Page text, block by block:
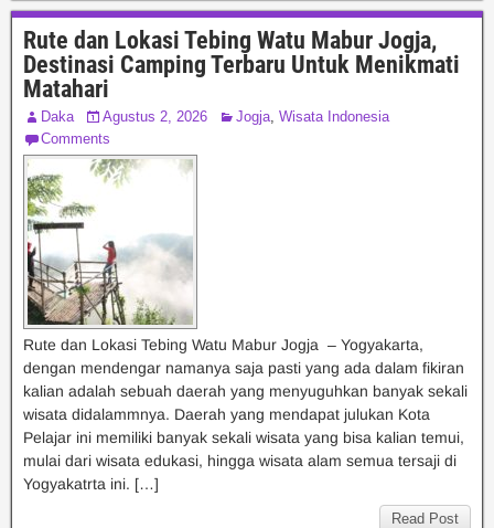
Rute dan Lokasi Tebing Watu Mabur Jogja,
Destinasi Camping Terbaru Untuk Menikmati
Matahari
Daka Agustus 2, 2026 Jogja, Wisata Indonesia
Comments
Rute dan Lokasi Tebing Watu Mabur Jogja – Yogyakarta,
dengan mendengar namanya saja pasti yang ada dalam fikiran
kalian adalah sebuah daerah yang menyuguhkan banyak sekali
wisata didalammnya. Daerah yang mendapat julukan Kota
Pelajar ini memiliki banyak sekali wisata yang bisa kalian temui,
mulai dari wisata edukasi, hingga wisata alam semua tersaji di
Yogyakatrta ini. […]
Read Post